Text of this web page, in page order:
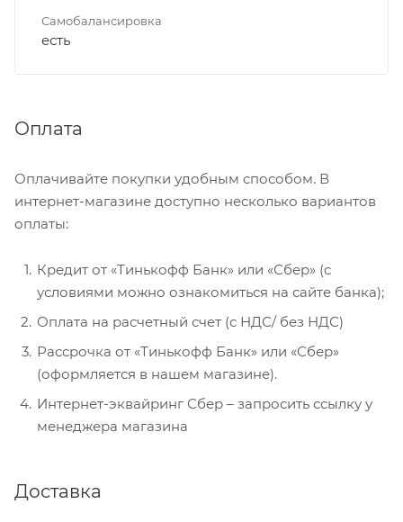
Самобалансировка
есть
Оплата
Оплачивайте покупки удобным способом. В
интернет-магазине доступно несколько вариантов
оплаты:
Кредит от «Тинькофф Банк» или «Сбер» (с
условиями можно ознакомиться на сайте банка);
Оплата на расчетный счет (с НДС/ без НДС)
Рассрочка от «Тинькофф Банк» или «Сбер»
(оформляется в нашем магазине).
Интернет-эквайринг Сбер – запросить ссылку у
менеджера магазина
Доставка